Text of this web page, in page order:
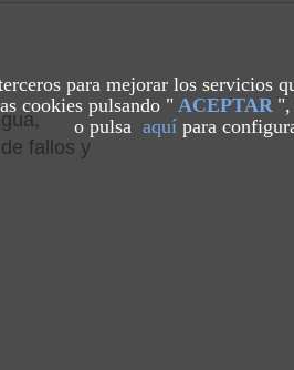
para mejorar los servicios
cookies pulsando " ACEPTAR ",
o pulsa aquípara
fallos y